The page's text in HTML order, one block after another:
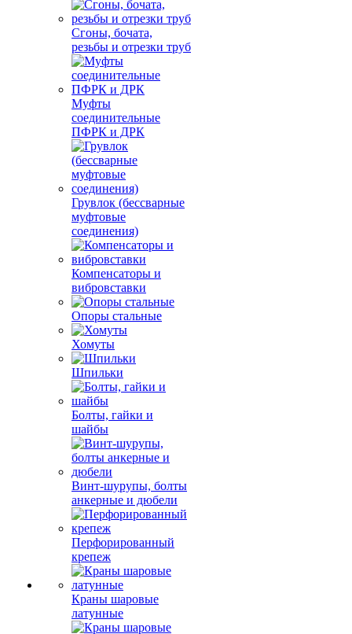
Сгоны, бочата,
резьбы и отрезки труб
Муфты
соединительные
ПФРК и ДРК
Грувлок (бессварные
муфтовые
соединения)
Компенсаторы и
вибровставки
Опоры стальные
Хомуты
Шпильки
Болты, гайки и
шайбы
Винт-шурупы, болты
анкерные и дюбели
Перфорированный
крепеж
Краны шаровые
латунные